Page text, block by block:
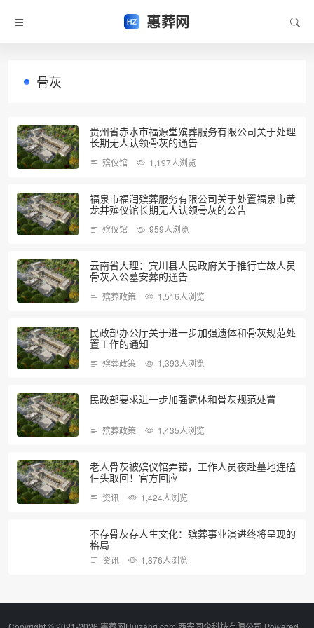
惠葬网
骨灰
贵州省赤水市福源堂殡葬服务有限公司关于处理
长期无人认领骨灰的通告
殡仪馆 1,197人浏览
福泉市福润殡葬服务有限公司关于处置福泉市黄
龙井殡仪馆长期无人认领骨灰的公告
殡仪馆 959人浏览
云南省大理：宾川县人民政府关于推行亡故人员
骨灰入公墓安葬的通告
殡葬政策 1,516人浏览
民政部办公厅关于进一步加强遗体和骨灰规范处
置工作的通知
殡葬政策 1,393人浏览
民政部要求进一步加强遗体和骨灰规范处置
殡葬政策 1,435人浏览
老人骨灰被殡仪馆弄错，工作人员夜赴墓地连磕
仨头取回！官方回应
资讯 1,424人浏览
不存骨灰存人生文化：殡葬事业演进终将呈现的
格局
资讯 1,876人浏览